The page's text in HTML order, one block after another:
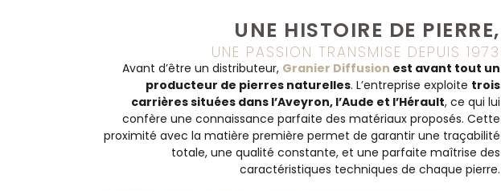
UNE HISTOIRE DE PIERRE,
UNE PASSION TRANSMISE DEPUIS 1973
Avant d’être un distributeur, Granier Diffusion est avant tout un
producteur de pierres naturelles. L’entreprise exploite trois
carrières situées dans l’Aveyron, l’Aude et l’Hérault, ce qui lui
confère une connaissance parfaite des matériaux proposés. Cette
proximité avec la matière première permet de garantir une traçabilité
totale, une qualité constante, et une parfaite maîtrise des
caractéristiques techniques de chaque pierre.
Une partie du catalogue est issue directement de